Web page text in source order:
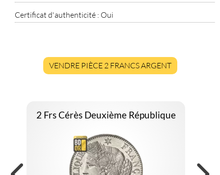
Certificat d'authenticité : Oui
VENDRE PIÈCE 2 FRANCS ARGENT
2 Frs Cérès Deuxième République